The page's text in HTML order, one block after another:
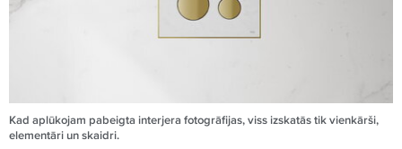
Kad aplūkojam pabeigta interjera fotogrāfijas, viss izskatās tik vienkārši,
elementāri un skaidri.